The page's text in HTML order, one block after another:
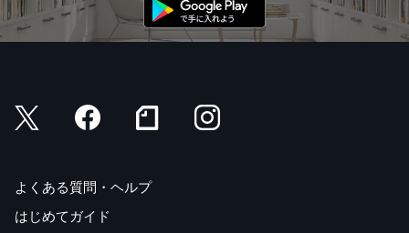
よくある質問・ヘルプ
はじめてガイド